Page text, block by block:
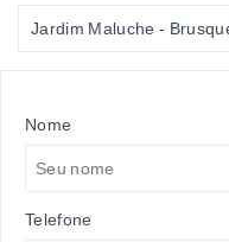
Jardim Maluche -
Nome
Telefone